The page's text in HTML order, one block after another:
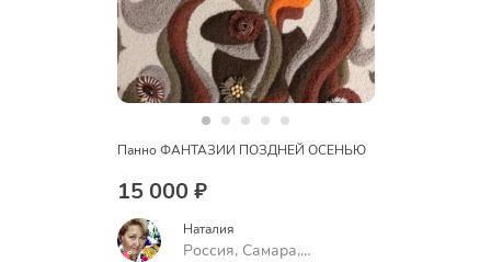
Панно ФАНТАЗИИ ПОЗДНЕЙ ОСЕНЬЮ
15 000 ₽
Наталия
Россия, Самара,